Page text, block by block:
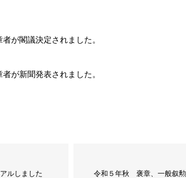
が閣議決定されました。
が新聞発表されました。
ルしました 令和５年秋 褒章、一般叙勲